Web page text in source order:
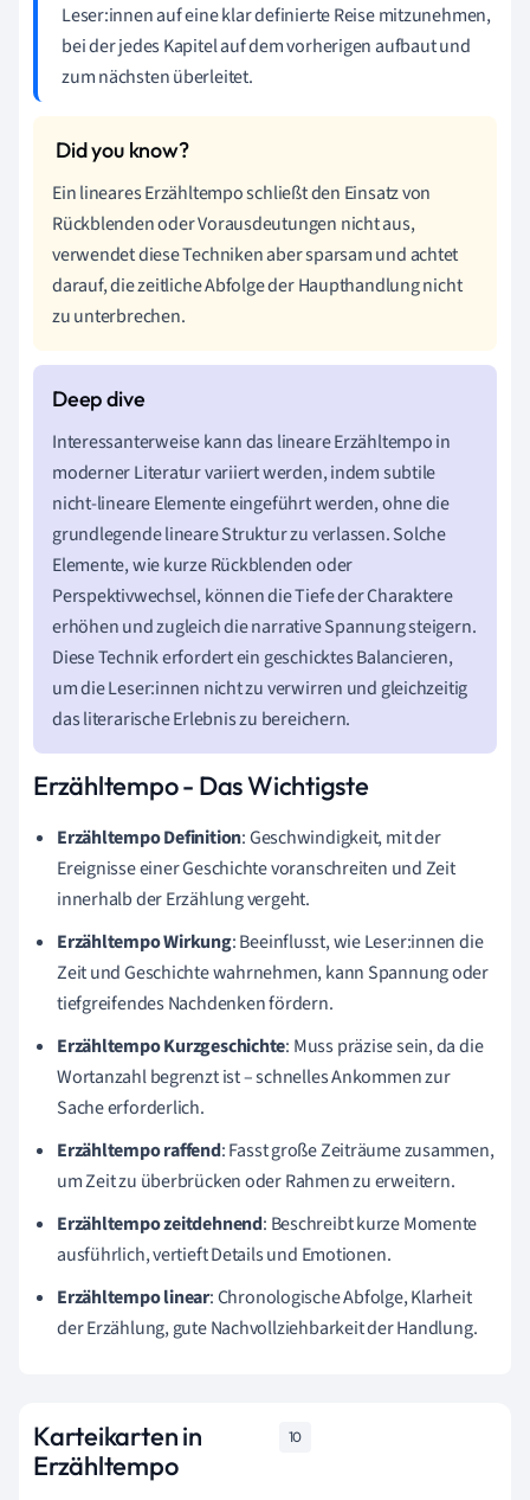
Leser:innen auf eine klar definierte Reise mitzunehmen,
bei der jedes Kapitel auf dem vorherigen aufbaut und
zum nächsten überleitet.
Ein lineares Erzähltempo schließt den Einsatz von
Rückblenden oder Vorausdeutungen nicht aus,
verwendet diese Techniken aber sparsam und achtet
darauf, die zeitliche Abfolge der Haupthandlung nicht
zu unterbrechen.
Interessanterweise kann das lineare Erzähltempo in
moderner Literatur variiert werden, indem subtile
nicht-lineare Elemente eingeführt werden, ohne die
grundlegende lineare Struktur zu verlassen. Solche
Elemente, wie kurze Rückblenden oder
Perspektivwechsel, können die Tiefe der Charaktere
erhöhen und zugleich die narrative Spannung steigern.
Diese Technik erfordert ein geschicktes Balancieren,
um die Leser:innen nicht zu verwirren und gleichzeitig
das literarische Erlebnis zu bereichern.
Erzähltempo - Das Wichtigste
Erzähltempo Definition: Geschwindigkeit, mit der
Ereignisse einer Geschichte voranschreiten und Zeit
innerhalb der Erzählung vergeht.
Erzähltempo Wirkung: Beeinflusst, wie Leser:innen die
Zeit und Geschichte wahrnehmen, kann Spannung oder
tiefgreifendes Nachdenken fördern.
Erzähltempo Kurzgeschichte: Muss präzise sein, da die
Wortanzahl begrenzt ist – schnelles Ankommen zur
Sache erforderlich.
Erzähltempo raffend: Fasst große Zeiträume zusammen,
um Zeit zu überbrücken oder Rahmen zu erweitern.
Erzähltempo zeitdehnend: Beschreibt kurze Momente
ausführlich, vertieft Details und Emotionen.
Erzähltempo linear: Chronologische Abfolge, Klarheit
der Erzählung, gute Nachvollziehbarkeit der Handlung.
Karteikarten in
Erzähltempo
10